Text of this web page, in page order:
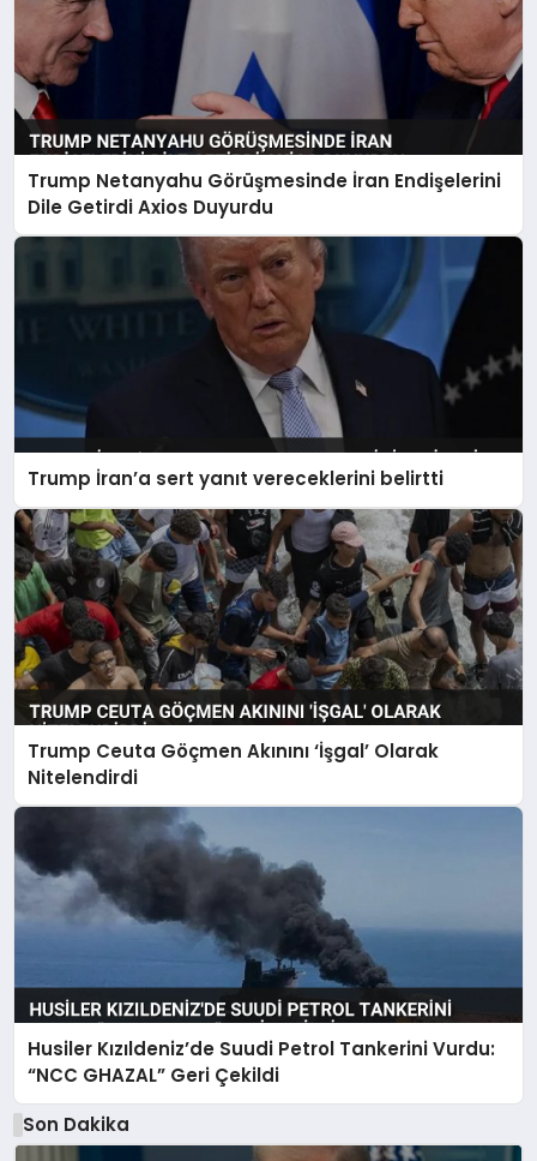
Trump Netanyahu Görüşmesinde İran Endişelerini
Dile Getirdi Axios Duyurdu
Trump İran’a sert yanıt vereceklerini belirtti
Trump Ceuta Göçmen Akınını ‘İşgal’ Olarak
Nitelendirdi
Husiler Kızıldeniz’de Suudi Petrol Tankerini Vurdu:
“NCC GHAZAL” Geri Çekildi
Son Dakika